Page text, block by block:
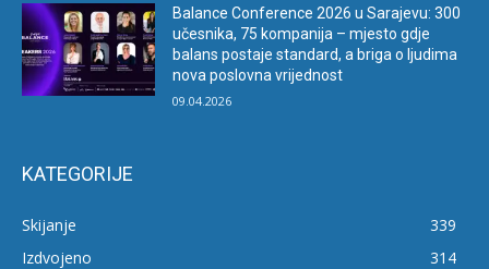
Balance Conference 2026 u Sarajevu: 300
učesnika, 75 kompanija – mjesto gdje
balans postaje standard, a briga o ljudima
nova poslovna vrijednost
09.04.2026
KATEGORIJE
Skijanje
339
Izdvojeno
314